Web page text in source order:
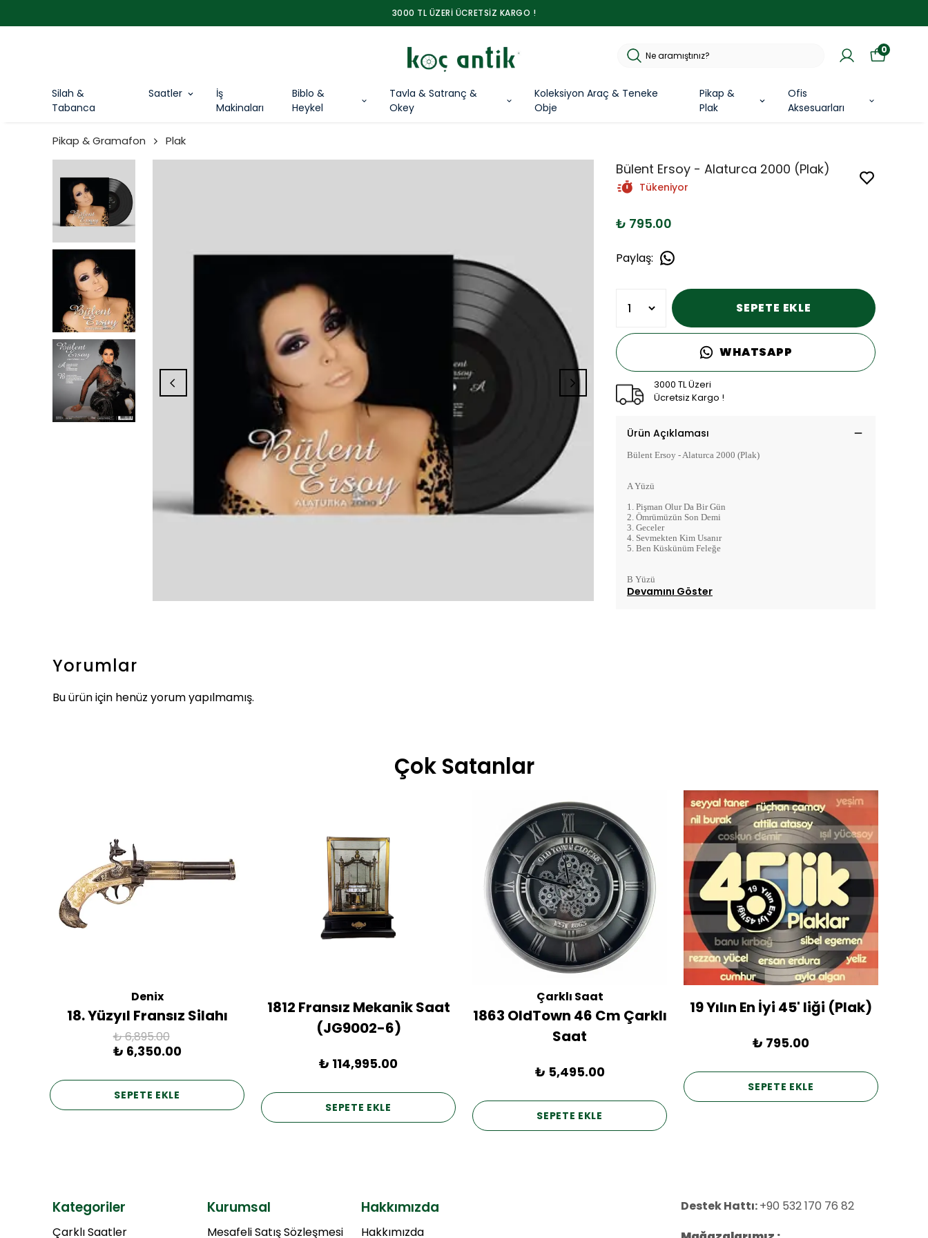
3000 TL ÜZERİ ÜCRETSİZ KARGO !
Silah &
Tabanca
Saatler
İş
Makinaları
Biblo &
Heykel
Tavla & Satranç &
Okey
Koleksiyon Araç & Teneke
Obje
Pikap &
Plak
Ofis
Aksesuarları
0
Pikap & Gramafon Plak
Bülent Ersoy - Alaturca 2000 (Plak)
Tükeniyor
₺ 795.00
Paylaş:
SEPETE EKLE
WHATSAPP
3000 TL Üzeri
Ücretsiz Kargo !
Ürün Açıklaması
Bülent Ersoy - Alaturca 2000 (Plak)
A Yüzü
1. Pişman Olur Da Bir Gün
2. Ömrümüzün Son Demi
3. Geceler
4. Sevmekten Kim Usanır
5. Ben Küskünüm Feleğe
B Yüzü
Devamını Göster
Yorumlar
Bu ürün için henüz yorum yapılmamış.
Çok Satanlar
Denix
18. Yüzyıl Fransız Silahı
₺ 6,895.00
₺ 6,350.00
SEPETE EKLE
1812 Fransız Mekanik Saat
(JG9002-6)
₺ 114,995.00
SEPETE EKLE
Çarklı Saat
1863 OldTown 46 Cm Çarklı
Saat
₺ 5,495.00
SEPETE EKLE
19 Yılın En İyi 45' liği (Plak)
₺ 795.00
SEPETE EKLE
Kategoriler
Çarklı Saatler
Kurumsal
Mesafeli Satış Sözleşmesi
Hakkımızda
Hakkımızda
Destek Hattı:+90 532 170 76 82